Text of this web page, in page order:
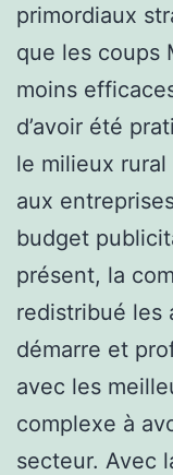
primordiaux
que les coups
moins
d’avoir été
le milieux
aux
budget
présent, la
redistribué les
démarre et
avec les
complexe à
secteur. Avec